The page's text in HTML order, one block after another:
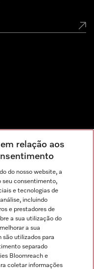
relação aos
do nosso website, a
seu consentimento,
e tecnologias de
incluindo
e prestadores de
a sua utilização do
a sua
são utilizados para
separado
Bloomreach e
coletar informações